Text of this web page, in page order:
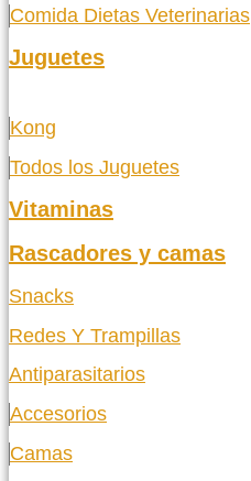
Comida Dietas Veterinarias
Juguetes
Kong
Todos los Juguetes
Vitaminas
Rascadores y camas
Snacks
Redes Y Trampillas
Antiparasitarios
Accesorios
Camas